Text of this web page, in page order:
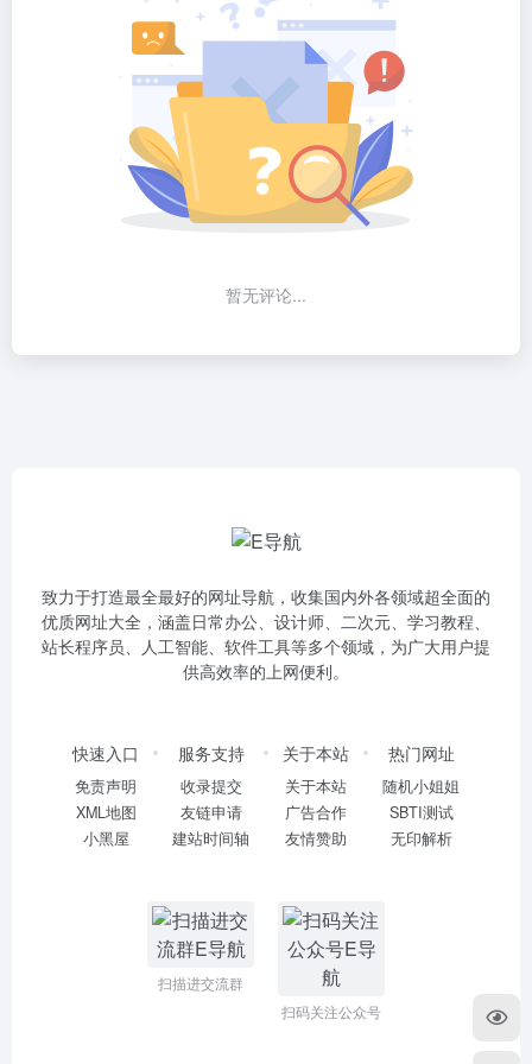
暂无评论...
致力于打造最全最好的网址导航，收集国内外各领域超全面的
优质网址大全，涵盖日常办公、设计师、二次元、学习教程、
站长程序员、人工智能、软件工具等多个领域，为广大用户提
供高效率的上网便利。
快速入口
免责声明
XML地图
小黑屋
服务支持
收录提交
友链申请
建站时间轴
关于本站
关于本站
广告合作
友情赞助
热门网址
随机小姐姐
SBTI测试
无印解析
扫描进交流群
扫码关注公众号